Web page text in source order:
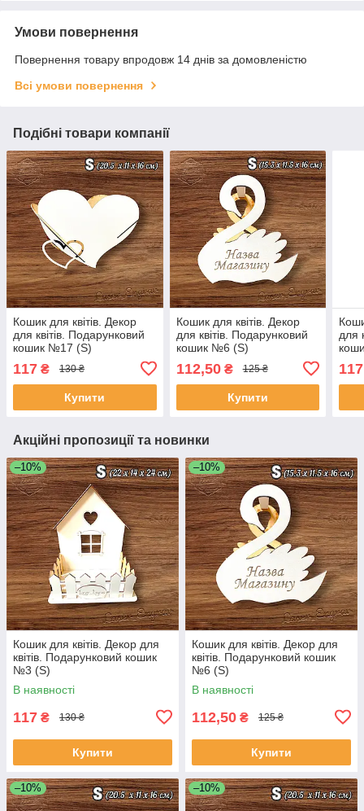
Умови повернення
Повернення товару впродовж 14 днів за домовленістю
Всі умови повернення
Подібні товари компанії
Кошик для квітів. Декор
для квітів. Подарунковий
кошик №17 (S)
117 ₴ 130 ₴
Купити
Кошик для квітів. Декор
для квітів. Подарунковий
кошик №6 (S)
112,50₴ 125 ₴
Купити
для
117
Акційні пропозиції та новинки
–10%
Кошик для квітів. Декор для
квітів. Подарунковий кошик
№3 (S)
В наявності
117 ₴ 130 ₴
Купити
–10%
Кошик для квітів. Декор для
квітів. Подарунковий кошик
№6 (S)
В наявності
112,50 ₴ 125 ₴
Купити
–10% –10%